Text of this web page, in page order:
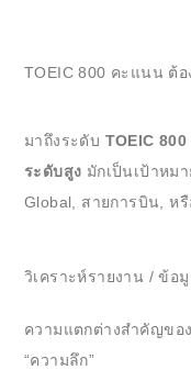
TOEIC 800 คะแนน ต้อ
มาถึงระดับ TOEIC 800
ระดับสูง มักเป็นเป้าหม
Global, สายการบิน, ห
วิเคราะห์รายงาน / ข้อ
ความแตกต่างสำคัญขอ
“ความลึก”